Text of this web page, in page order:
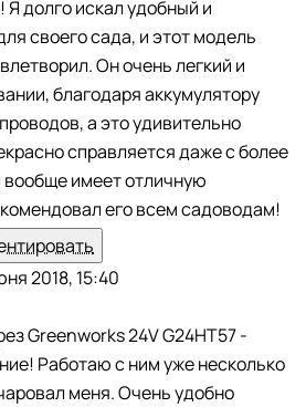
Я долго искал удобный и
своего сада, и этот модель
Он очень легкий и
благодаря аккумулятору
а это удивительно
справляется даже с более
имеет отличную
его всем садоводам!
2018, 15:40
Greenworks 24V G24HT57 -
Работаю с ним уже несколько
меня. Очень удобно